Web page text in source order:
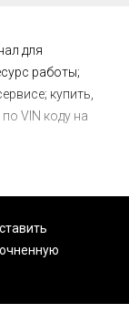
для
работы;
купить,
VIN коду на